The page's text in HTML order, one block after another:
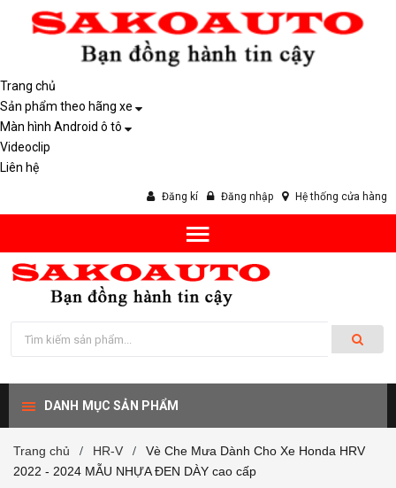
Trang chủ
Sản phẩm theo hãng xe
Màn hình Android ô tô
Videoclip
Liên hệ
Đăng kí Đăng nhập Hệ thống cửa hàng
DANH MỤC SẢN PHẨM
Trang chủ / HR-V /
Vè Che Mưa Dành Cho Xe Honda HRV
2022 - 2024 MẪU NHỰA ĐEN DÀY cao cấp